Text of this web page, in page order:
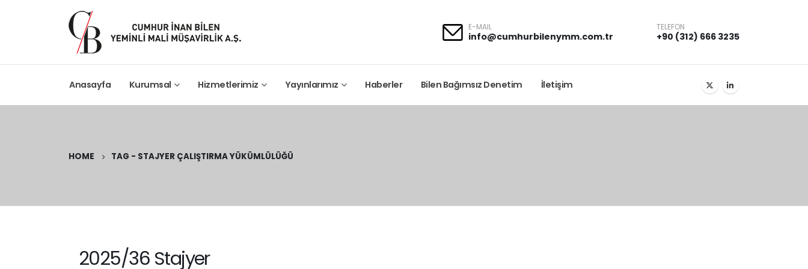
E-MAIL
info@cumhurbilenymm.com.tr
TELEFON
+90 (312) 666 3235
Anasayfa Kurumsal Hizmetlerimiz Yayınlarımız Haberler Bilen Bağımsız Denetim İletişim
HOME TAG - STAJYER ÇALIŞTIRMA YÜKÜMLÜLÜĞÜ
2025/36 Stajyer